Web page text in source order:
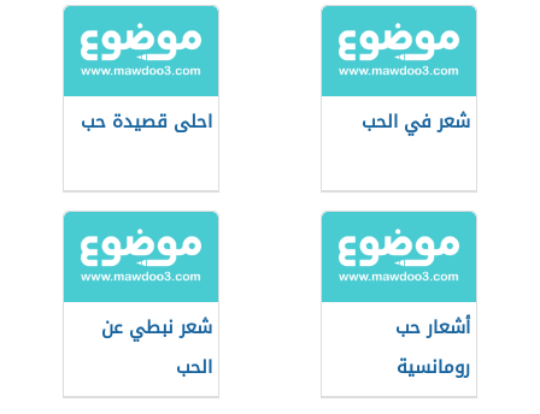
شعر في الحب احلى قصيدة حب
أشعار حب
رومانسية
شعر نبطي عن
الحب